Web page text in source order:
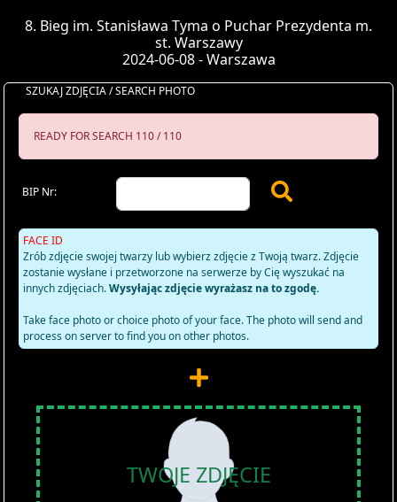
8. Bieg im. Stanisława Tyma o Puchar Prezydenta m.
st. Warszawy
2024-06-08 - Warszawa
SZUKAJ ZDJĘCIA / SEARCH PHOTO
READY FOR SEARCH 110 / 110
BIP Nr:
FACE ID
Zrób zdjęcie swojej twarzy lub wybierz zdjęcie z Twoją twarz. Zdjęcie
zostanie wysłane i przetworzone na serwerze by Cię wyszukać na
innych zdjęciach.Wysyłając zdjęcie wyrażasz na to zgodę.
Take face photo or choice photo of your face. The photo will send and
process on server to find you on other photos.
TWOJE ZDJĘCIE